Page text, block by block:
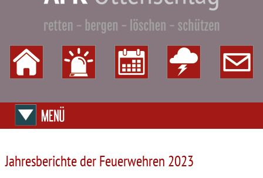
Jahresberichte der Feuerwehren 2023